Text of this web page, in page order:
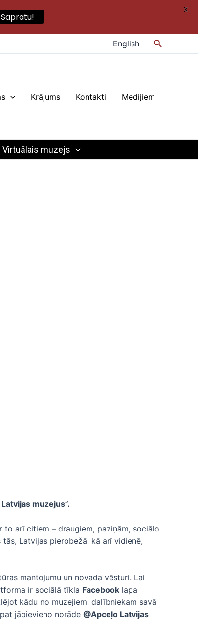
English Search
Krājums Kontakti Medijiem
Virtuālais muzejs
muzejus”.
arī citiem – draugiem, paziņām, sociālo
Latvijas pierobežā, kā arī vidienē,
mantojumu un novada vēsturi. Lai
ir sociālā tīkla Facebook lapa
kādu no muzejiem, dalībniekam savā
jāpievieno norāde @Apceļo Latvijas
Sapratu!
X